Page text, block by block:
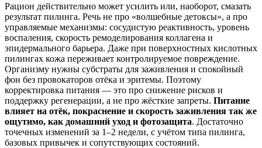
Рацион действительно может усилить или, наоборот, смазать
результат пилинга. Речь не про «волшебные детоксы», а про
управляемые механизмы: сосудистую реактивность, уровень
воспаления, скорость ремоделирования коллагена и
эпидермального барьера. Даже при поверхностных кислотных
пилингах кожа переживает контролируемое повреждение.
Организму нужны субстраты для заживления и спокойный
фон без провокаторов отёка и эритемы. Поэтому
корректировка питания — это про снижение рисков и
поддержку регенерации, а не про жёсткие запреты. Питание
влияет на отёк, покраснение и скорость заживления так же
ощутимо, как домашний уход и фотозащита. Достаточно
точечных изменений за 1–2 недели, с учётом типа пилинга,
базовых привычек и сопутствующих состояний.